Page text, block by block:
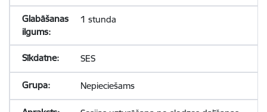
1 stunda
SES
Nepieciešams